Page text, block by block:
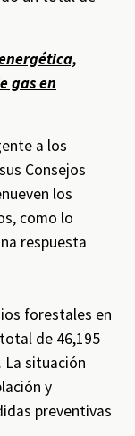
gas en
a los
Consejos
los
como lo
respuesta
forestales en
de 46,195
La situación
y
preventivas